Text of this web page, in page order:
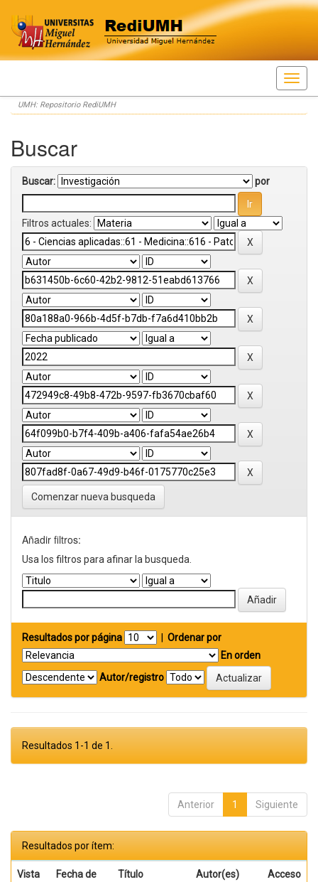
Skip
navigation
UMH: Repositorio RediUMH
Buscar
Buscar: por
Filtros actuales:
Comenzar nueva busqueda
Añadir filtros:
Usa los filtros para afinar la busqueda.
Resultados por página
Ordenar por
En orden
Autor/registro
Resultados 1-1 de 1.
Anterior 1 Siguiente
Resultados por ítem:
Vista
Fecha de
Título Autor(es) Acceso